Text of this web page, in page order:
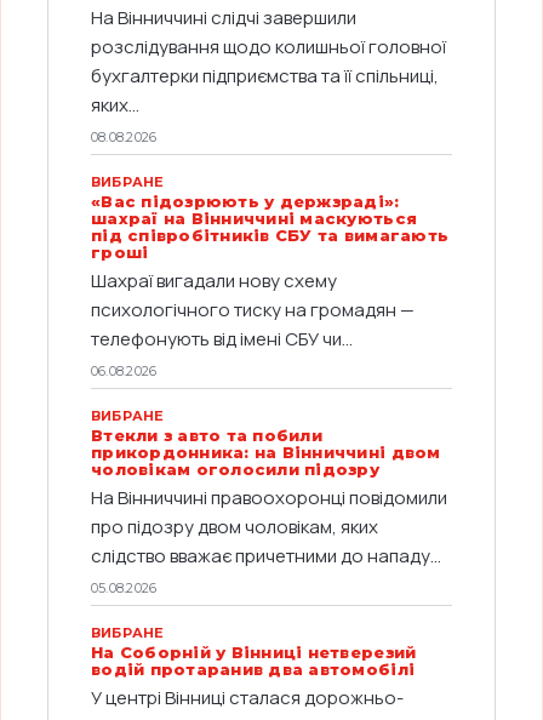
На Вінниччині слідчі завершили
розслідування щодо колишньої головної
бухгалтерки підприємства та її спільниці,
яких...
08.08.2026
ВИБРАНЕ
«Вас підозрюють у держзраді»:
шахраї на Вінниччині маскуються
під співробітників СБУ та вимагають
гроші
Шахраї вигадали нову схему
психологічного тиску на громадян —
телефонують від імені СБУ чи...
06.08.2026
ВИБРАНЕ
Втекли з авто та побили
прикордонника: на Вінниччині двом
чоловікам оголосили підозру
На Вінниччині правоохоронці повідомили
про підозру двом чоловікам, яких
слідство вважає причетними до нападу...
05.08.2026
ВИБРАНЕ
На Соборній у Вінниці нетверезий
водій протаранив два автомобілі
У центрі Вінниці сталася дорожньо-